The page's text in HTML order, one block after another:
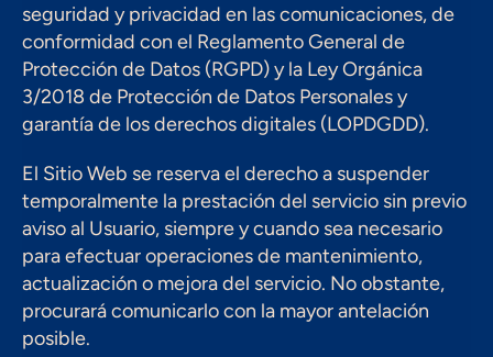
seguridad y privacidad en las comunicaciones, de
conformidad con el Reglamento General de
Protección de Datos (RGPD) y la Ley Orgánica
3/2018 de Protección de Datos Personales y
garantía de los derechos digitales (LOPDGDD).
El Sitio Web se reserva el derecho a suspender
temporalmente la prestación del servicio sin previo
aviso al Usuario, siempre y cuando sea necesario
para efectuar operaciones de mantenimiento,
actualización o mejora del servicio. No obstante,
procurará comunicarlo con la mayor antelación
posible.